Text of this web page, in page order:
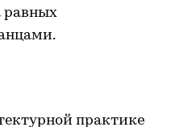
равных
практике